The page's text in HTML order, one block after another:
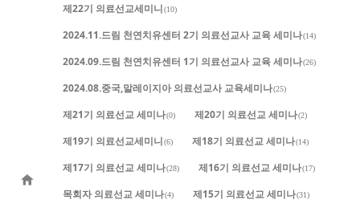
제22기 의료선교세미니(10)
2024.11.드림 천연치유센터 2기 의료선교사 교육 세미나(14)
2024.09.드림 천연치유센터 1기 의료선교사 교육 세미나(26)
2024.08.중국,말레이지아 의료선교사 교육세미나(25)
제21기 의료선교 세미나(0) 제20기 의료선교 세미나(2)
제19기 의료선교세미니(6) 제18기 의료선교 세미나(14)
제17기 의료선교 세미나(28) 제16기 의료선교 세미나(17)
목회자 의료선교 세미나(4) 제15기 의료선교 세미나(31)